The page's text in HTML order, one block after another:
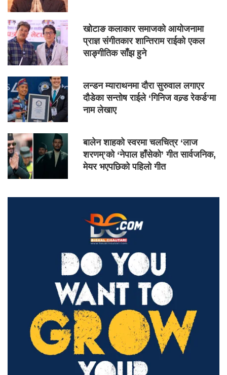
खोटाङ कलाकार समाजको आयोजनामा
प्राज्ञ संगीतकार शान्तिराम राईको एकल
साङ्गीतिक साँझ हुने
लन्डन म्याराथनमा दौरा सुरुवाल लगाएर
दौडेका सन्तोष राईले ‘गिनिज वल्र्ड रेकर्ड’मा
नाम लेखाए
बालेन शाहको स्वरमा चलचित्र ‘लाज
शरणम्’को ‘नेपाल हाँसेको’ गीत सार्वजनिक,
मेयर भएपछिको पहिलो गीत